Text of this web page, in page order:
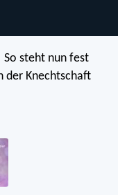
So steht nun fest
der Knechtschaft